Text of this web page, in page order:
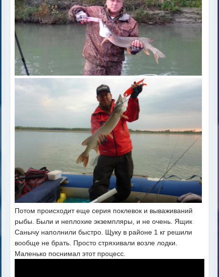
Потом происходит еще серия поклевок и вываживаний
рыбы. Были и неплохие экземпляры, и не очень. Ящик
Санычу наполнили быстро. Щуку в районе 1 кг решили
вообще не брать. Просто стряхивали возле лодки.
Маленько поснимал этот процесс.